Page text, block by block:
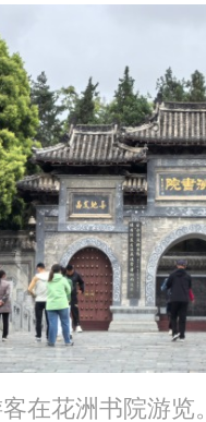
在花洲书院游览